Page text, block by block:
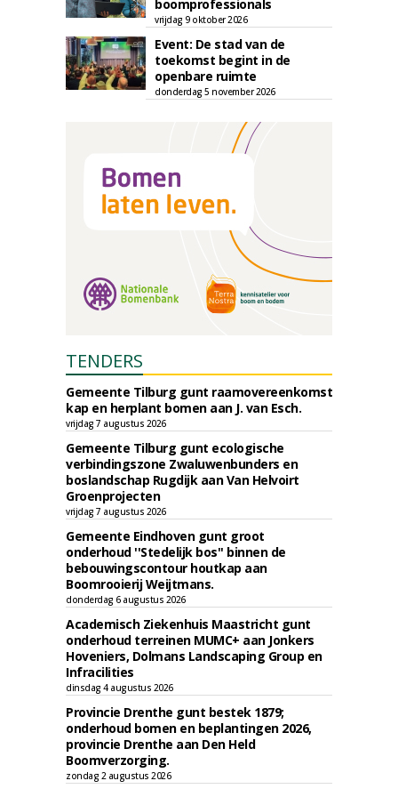
boomprofessionals
vrijdag 9 oktober 2026
Event: De stad van de
toekomst begint in de
openbare ruimte
donderdag 5 november 2026
TENDERS
Gemeente Tilburg gunt raamovereenkomst
kap en herplant bomen aan J. van Esch.
vrijdag 7 augustus 2026
Gemeente Tilburg gunt ecologische
verbindingszone Zwaluwenbunders en
boslandschap Rugdijk aan Van Helvoirt
Groenprojecten
vrijdag 7 augustus 2026
Gemeente Eindhoven gunt groot
onderhoud ''Stedelijk bos'' binnen de
bebouwingscontour houtkap aan
Boomrooierij Weijtmans.
donderdag 6 augustus 2026
Academisch Ziekenhuis Maastricht gunt
onderhoud terreinen MUMC+ aan Jonkers
Hoveniers, Dolmans Landscaping Group en
Infracilities
dinsdag 4 augustus 2026
Provincie Drenthe gunt bestek 1879;
onderhoud bomen en beplantingen 2026,
provincie Drenthe aan Den Held
Boomverzorging.
zondag 2 augustus 2026